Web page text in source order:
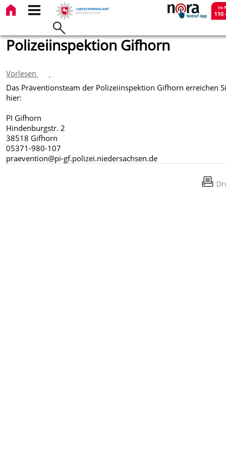
Polizeiinspektion Gifhorn
Vorlesen
Das Präventionsteam der Polizeiinspektion Gifhorn erreichen
hier:
PI Gifhorn
Hindenburgstr. 2
38518 Gifhorn
05371-980-107
praevention@pi-gf.polizei.niedersachsen.de